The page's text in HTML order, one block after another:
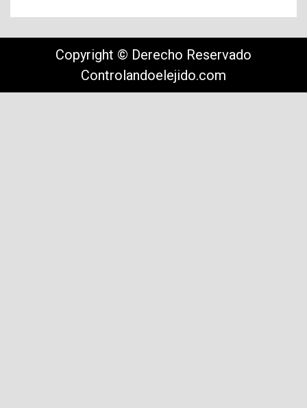
Copyright © Derecho Reservado
Controlandoelejido.com